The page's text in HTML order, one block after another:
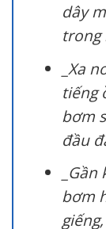
dây
trong
_Xa
tiếng
bơm
đầu
bơm